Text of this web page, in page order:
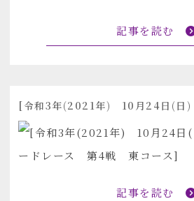
記事を読む
記事を読む